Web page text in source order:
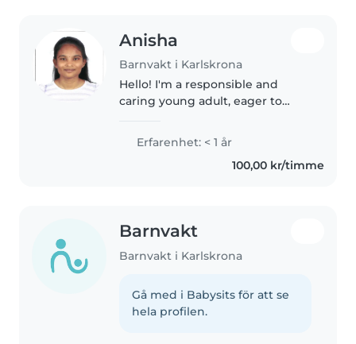
Anisha
Barnvakt i Karlskrona
Hello! I'm a responsible and
caring young adult, eager to
have experience with babies
comfortable with cooking and
Erfarenhet: < 1 år
100,00 kr/timme
Barnvakt
Barnvakt i Karlskrona
Gå med i Babysits för att se
hela profilen.